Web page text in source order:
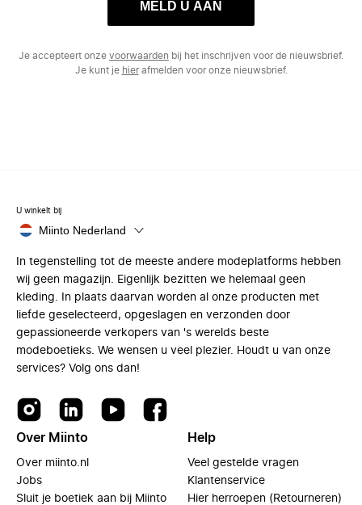
MELD U AAN
Je accepteert onze voorwaarden bij het inschrijven voor de nieuwsbrief.
Je kunt je hierafmelden voor onze nieuwsbrief.
U winkelt bij
Miinto Nederland
In tegenstelling tot de meeste andere modeplatforms hebben
wij geen magazijn. Eigenlijk bezitten we helemaal geen
kleding. In plaats daarvan worden al onze producten met
liefde geselecteerd, opgeslagen en verzonden door
gepassioneerde verkopers van 's werelds beste
modeboetieks. We wensen u veel plezier. Houdt u van onze
services? Volg ons dan!
Over Miinto
Over miinto.nl
Jobs
Sluit je boetiek aan bij Miinto
Help
Veel gestelde vragen
Klantenservice
Hier herroepen (Retourneren)